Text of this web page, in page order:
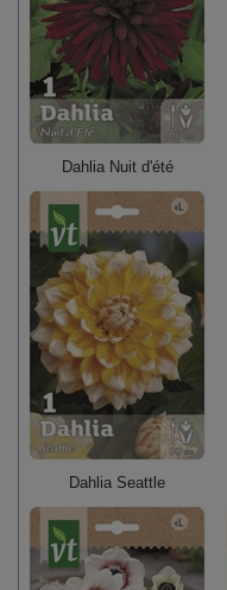
Dahlia Nuit d'été
Dahlia Seattle